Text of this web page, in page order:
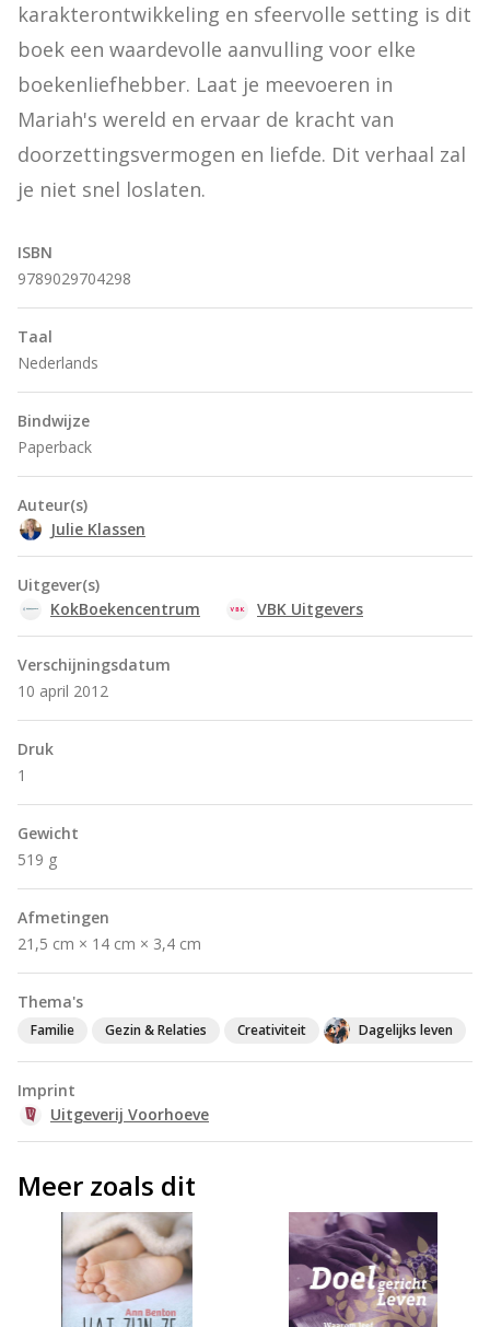
karakterontwikkeling en sfeervolle setting is dit
boek een waardevolle aanvulling voor elke
boekenliefhebber. Laat je meevoeren in
Mariah's wereld en ervaar de kracht van
doorzettingsvermogen en liefde. Dit verhaal zal
je niet snel loslaten.
ISBN
9789029704298
Taal
Nederlands
Bindwijze
Paperback
Auteur(s)
Julie Klassen
Uitgever(s)
KokBoekencentrum
VBK Uitgevers
Verschijningsdatum
10 april 2012
Druk
1
Gewicht
519 g
Afmetingen
21,5 cm × 14 cm × 3,4 cm
Thema's
Familie Gezin & Relaties Creativiteit Dagelijks leven
Imprint
Uitgeverij Voorhoeve
Meer zoals dit